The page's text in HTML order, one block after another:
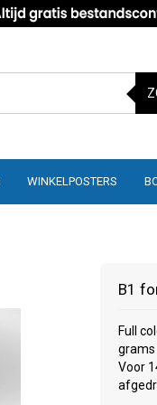
WINKELPOSTERS
B1
Full
grams
Voor